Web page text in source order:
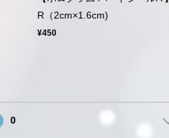
R（2cm×1.6cm)
¥450
0